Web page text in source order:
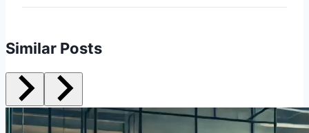
Similar Posts